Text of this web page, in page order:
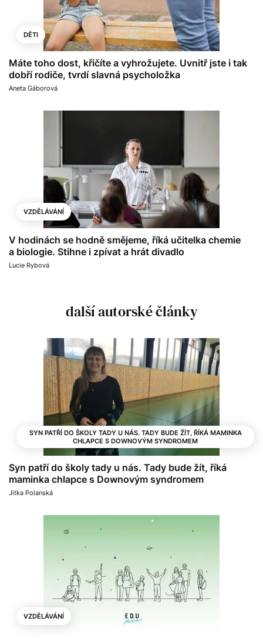
DĚTI
Máte toho dost, křičíte a vyhrožujete. Uvnitř jste i tak
dobří rodiče, tvrdí slavná psycholožka
Aneta Gáborová
VZDĚLÁVÁNÍ
V hodinách se hodně smějeme, říká učitelka chemie
a biologie. Stihne i zpívat a hrát divadlo
Lucie Rybová
další autorské články
SYN PATŘÍ DO ŠKOLY TADY U NÁS. TADY BUDE ŽÍT, ŘÍKÁ MAMINKA
CHLAPCE S DOWNOVÝM SYNDROMEM
Syn patří do školy tady u nás. Tady bude žít, říká
maminka chlapce s Downovým syndromem
Jitka Polanská
VZDĚLÁVÁNÍ